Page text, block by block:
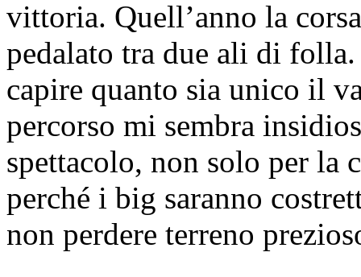
vittoria. Quell’anno la
pedalato tra due ali di
capire quanto sia unico il
percorso mi sembra
spettacolo, non solo per la
perché i big saranno
non perdere terreno